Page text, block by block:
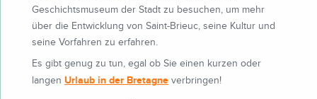
Geschichtsmuseum der Stadt zu besuchen, um mehr
über die Entwicklung von Saint-Brieuc, seine Kultur und
seine Vorfahren zu erfahren.
Es gibt genug zu tun, egal ob Sie einen kurzen oder
langen Urlaub in der Bretagne verbringen!